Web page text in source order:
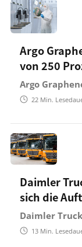
Argo
von 250
Argo
22 Min.
Daimler
sich die
Daimler
13 Min.